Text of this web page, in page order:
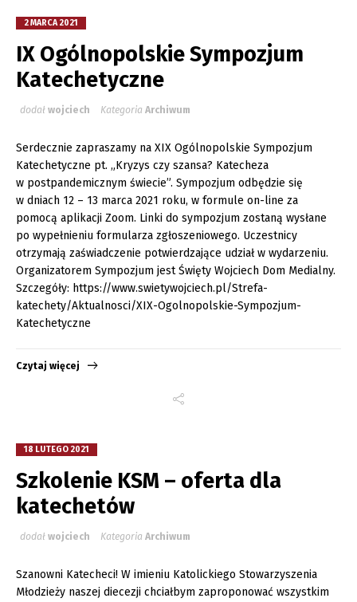
2 MARCA 2021
IX Ogólnopolskie Sympozjum
Katechetyczne
dodał wojciech Kategoria Archiwum
Serdecznie zapraszamy na XIX Ogólnopolskie Sympozjum
Katechetyczne pt. „Kryzys czy szansa? Katecheza
w postpandemicznym świecie”. Sympozjum odbędzie się
w dniach 12 – 13 marca 2021 roku, w formule on-line za
pomocą aplikacji Zoom. Linki do sympozjum zostaną wysłane
po wypełnieniu formularza zgłoszeniowego. Uczestnicy
otrzymają zaświadczenie potwierdzające udział w wydarzeniu.
Organizatorem Sympozjum jest Święty Wojciech Dom Medialny.
Szczegóły: https://www.swietywojciech.pl/Strefa-
katechety/Aktualnosci/XIX-Ogolnopolskie-Sympozjum-
Katechetyczne
Czytaj więcej
18 LUTEGO 2021
Szkolenie KSM – oferta dla
katechetów
dodał wojciech Kategoria Archiwum
Szanowni Katecheci! W imieniu Katolickiego Stowarzyszenia
Młodzieży naszej diecezji chciałbym zaproponować wszystkim